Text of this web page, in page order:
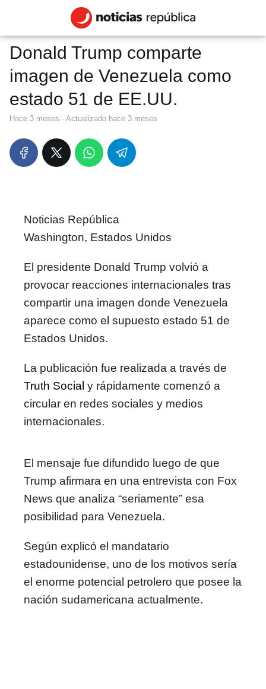
Donald Trump comparte
imagen de Venezuela como
estado 51 de EE.UU.
hace 3 meses · Actualizado hace 3 meses
Noticias República
Washington, Estados Unidos
El presidente Donald Trump volvió a
provocar reacciones internacionales tras
compartir una imagen donde Venezuela
aparece como el supuesto estado 51 de
Estados Unidos.
La publicación fue realizada a través de
Truth Social y rápidamente comenzó a
circular en redes sociales y medios
internacionales.
El mensaje fue difundido luego de que
Trump afirmara en una entrevista con Fox
News que analiza “seriamente” esa
posibilidad para Venezuela.
Según explicó el mandatario
estadounidense, uno de los motivos sería
el enorme potencial petrolero que posee la
nación sudamericana actualmente.